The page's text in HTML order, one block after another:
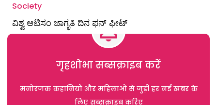
Society
ವಿಶ್ವ ಆಟಿಸಂ ಜಾಗೃತಿ ದಿನ ಫನ್‌ ಫೀಟ್‌
गृहशोभा सब्सक्राइब करें
मनोरंजक कहानियों और महिलाओं से जुड़ी हर नई खबर के
लिए सब्सक्राइब करिए